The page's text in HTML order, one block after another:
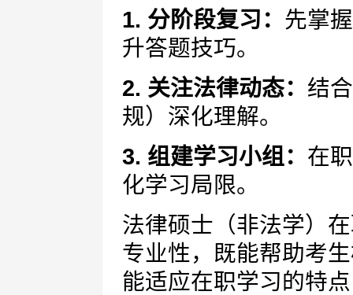
1. 分阶段复习： 先掌
升答题技巧。
2. 关注法律动态： 结
规）深化理解。
3. 组建学习小组： 在
化学习局限。
法律硕士（非法学）
专业性，既能帮助考
能适应在职学习的特